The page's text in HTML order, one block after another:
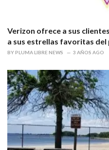
Verizon ofrece a sus
a sus estrellas favoritas del
BY PLUMA LIBRE NEWS 3 AÑOS AGO